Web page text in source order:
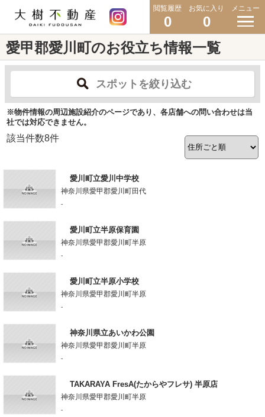
閲覧履歴
0
お気に入り
0
メニュー
愛甲郡愛川町のお役立ち情報一覧
スポットを絞り込む
※物件情報の周辺施設紹介のページであり、各店舗への問い合わせは当
社では対応できません。
該当件数8件
愛川町立愛川中学校
神奈川県愛甲郡愛川町田代
-
愛川町立半原保育園
神奈川県愛甲郡愛川町半原
-
愛川町立半原小学校
神奈川県愛甲郡愛川町半原
-
神奈川県立あいかわ公園
神奈川県愛甲郡愛川町半原
-
TAKARAYA FresA(たからやフレサ) 半原店
神奈川県愛甲郡愛川町半原
-